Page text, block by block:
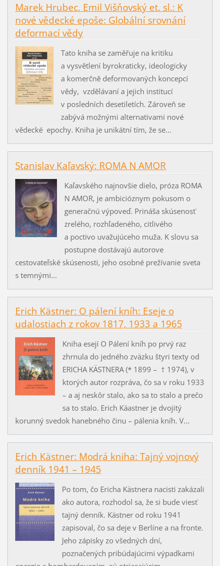
Marek Hrubec, Emil Višňovský et. sl.: K
nové vědecké epoše: Globální srovnání
deformací vědy
Tato kniha se zaměřuje na kritiku
a vysvětlení byrokraticky, ideologicky
a komerčně deformovaných koncepcí
vědy, vzdělávaní a jejich institucí
v posledních desetiletích. Zároveň se
zabývá možnými alternativami nové
vědecké epochy. Kniha je unikátní tím, že se...
Stanislav Kaľavský: ROMA N AMOR
Kaľavského najnovšie dielo, próza ROMA
N AMOR, je ambicióznym pokusom o
generačnú výpoveď. Prináša skúsenosť
zrelého, rozhľadeného, citlivého
a poctivo uvažujúceho muža. K slovu sa
postupne dostávajú autorove
cestovateľské skúsenosti, jeho osobné prežívanie sveta
s temnými...
Erich Kästner: O pálení kníh: Eseje o
udalostiach z rokov 1817, 1933 a 1965
Kniha esejí O Pálení kníh po prvý raz
zhrnula do jedného zväzku štyri texty od
ERICHA KÄSTNERA (* 1899 – † 1974), v
ktorých autor rozpráva, čo sa v roku 1933
– a aj neskôr stalo, ako sa to stalo a prečo
sa to stalo. Erich Käastner je dvojitý
korunný svedok hanebného činu – pálenia kníh. V...
Erich Kästner: Modrá kniha: Tajný vojnový
denník 1941 – 1945
Po tom, čo Ericha Kästnera nacisti zakázali
ako autora, rozhodol sa, že si bude viesť
tajný denník. Kästner od roku 1941
zapisoval, čo sa deje v Berlíne a na fronte.
Jeho zápisky zo všedných dní,
poznačených pribúdajúcimi výpadkami